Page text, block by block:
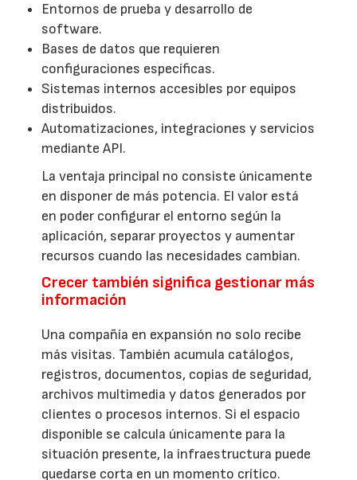
Entornos de prueba y desarrollo de
software.
Bases de datos que requieren
configuraciones específicas.
Sistemas internos accesibles por equipos
distribuidos.
Automatizaciones, integraciones y servicios
mediante API.
La ventaja principal no consiste únicamente
en disponer de más potencia. El valor está
en poder configurar el entorno según la
aplicación, separar proyectos y aumentar
recursos cuando las necesidades cambian.
Crecer también significa gestionar más
información
Una compañía en expansión no solo recibe
más visitas. También acumula catálogos,
registros, documentos, copias de seguridad,
archivos multimedia y datos generados por
clientes o procesos internos. Si el espacio
disponible se calcula únicamente para la
situación presente, la infraestructura puede
quedarse corta en un momento crítico.